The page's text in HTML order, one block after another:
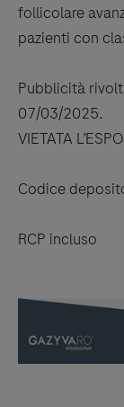
follicolare
pazienti con
Pubblicità
07/03/2025.
VIETATA
Codice
RCP incluso